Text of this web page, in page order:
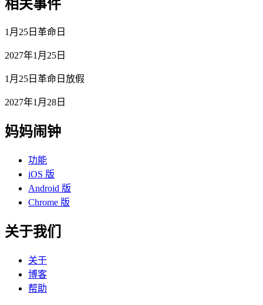
相关事件
1月25日革命日
2027年1月25日
1月25日革命日放假
2027年1月28日
妈妈闹钟
功能
iOS 版
Android 版
Chrome 版
关于我们
关于
博客
帮助